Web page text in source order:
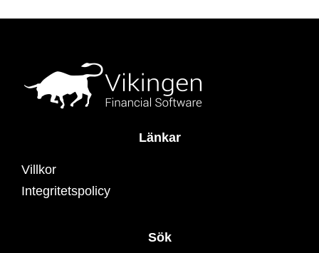
Länkar
Villkor
Integritetspolicy
Sök